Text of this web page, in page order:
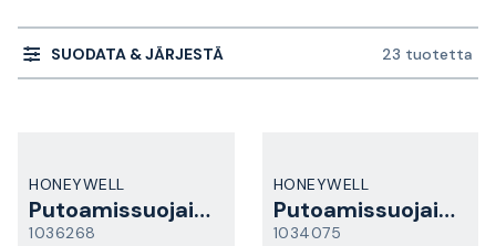
SUODATA & JÄRJESTÄ 23 tuotetta
HONEYWELL
Putoamissuojainsarja
1036268
HONEYWELL
Putoamissuojainsarja
1034075